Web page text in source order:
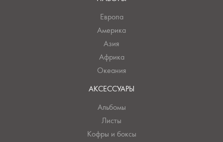
Европа
Америка
Азия
Африка
Океания
АКСЕССУАРЫ
Альбомы
Листы
Кофры и боксы